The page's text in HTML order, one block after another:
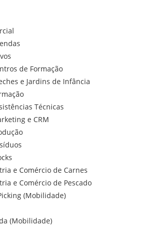
de Formação
e Jardins de Infância
Técnicas
e CRM
e Comércio de Carnes
e Comércio de Pescado
(Mobilidade)
(Mobilidade)